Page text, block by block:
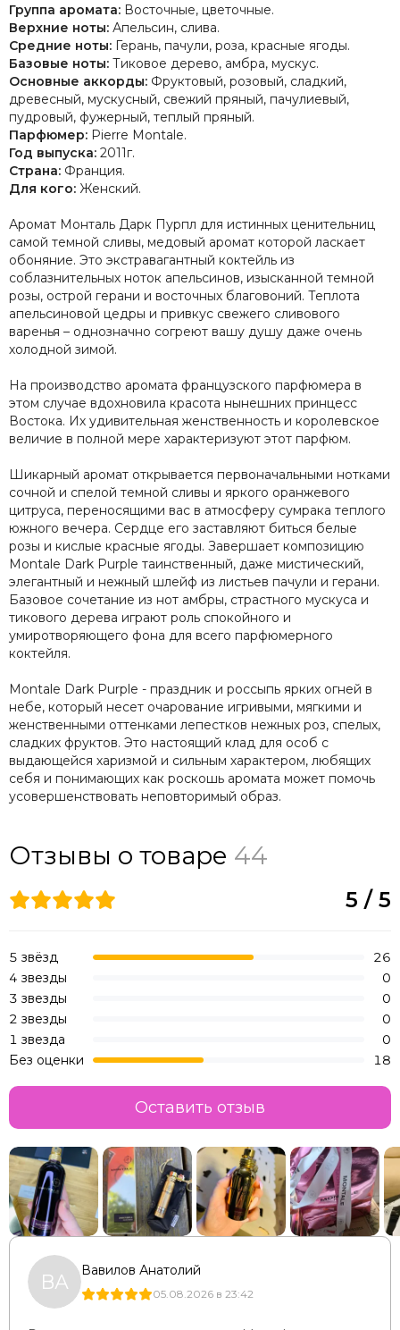
Группа аромата: Восточные, цветочные.
Верхние ноты: Апельсин, слива.
Средние ноты: Герань, пачули, роза, красные ягоды.
Базовые ноты: Тиковое дерево, амбра, мускус.
Основные аккорды: Фруктовый, розовый, сладкий,
древесный, мускусный, свежий пряный, пачулиевый,
пудровый, фужерный, теплый пряный.
Парфюмер: Pierre Montale.
Год выпуска: 2011г.
Страна: Франция.
Для кого: Женский.
Аромат Монталь Дарк Пурпл для истинных ценительниц
самой темной сливы, медовый аромат которой ласкает
обоняние. Это экстравагантный коктейль из
соблазнительных ноток апельсинов, изысканной темной
розы, острой герани и восточных благовоний. Теплота
апельсиновой цедры и привкус свежего сливового
варенья – однозначно согреют вашу душу даже очень
холодной зимой.
На производство аромата французского парфюмера в
этом случае вдохновила красота нынешних принцесс
Востока. Их удивительная женственность и королевское
величие в полной мере характеризуют этот парфюм.
Шикарный аромат открывается первоначальными нотками
сочной и спелой темной сливы и яркого оранжевого
цитруса, переносящими вас в атмосферу сумрака теплого
южного вечера. Сердце его заставляют биться белые
розы и кислые красные ягоды. Завершает композицию
Montale Dark Purple таинственный, даже мистический,
элегантный и нежный шлейф из листьев пачули и герани.
Базовое сочетание из нот амбры, страстного мускуса и
тикового дерева играют роль спокойного и
умиротворяющего фона для всего парфюмерного
коктейля.
Montale Dark Purple - праздник и россыпь ярких огней в
небе, который несет очарование игривыми, мягкими и
женственными оттенками лепестков нежных роз, спелых,
сладких фруктов. Это настоящий клад для особ с
выдающейся харизмой и сильным характером, любящих
себя и понимающих как роскошь аромата может помочь
усовершенствовать неповторимый образ.
Отзывы о товаре 44
ВА Вавилов Анатолий
05.08.2026 в 23:42
5 / 5
5 звёзд
26
4 звезды
0
3 звезды
0
2 звезды
0
1 звезда
0
Без оценки
18
Оставить отзыв